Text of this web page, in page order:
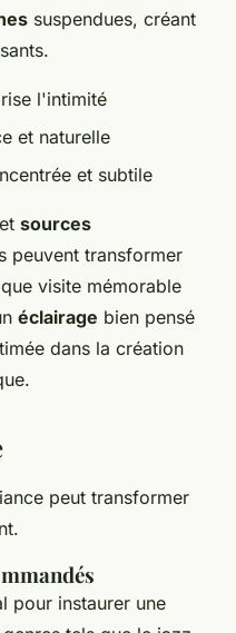
suspendues, créant
l'intimité
et naturelle
et subtile
sources
peuvent transformer
visite mémorable
éclairage bien pensé
dans la création
peut transformer
pour instaurer une